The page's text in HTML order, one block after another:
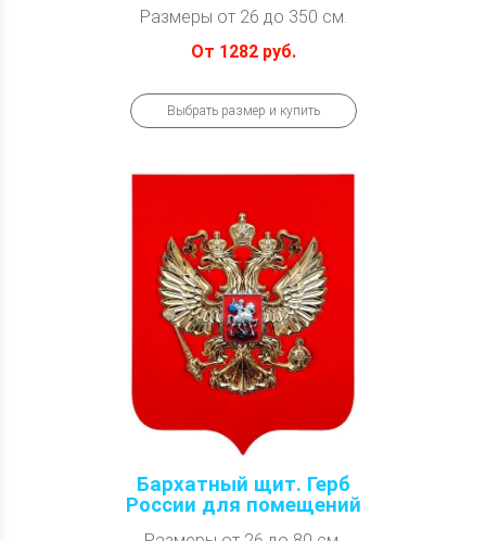
Размеры от 26 до 350 см.
От 1282 руб.
Выбрать размер и купить
Бархатный щит. Герб
России для помещений